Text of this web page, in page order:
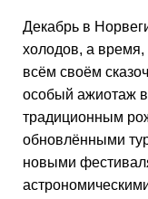
Декабрь в
холодов, а время,
всём своём
особый ажиотаж
традиционным
обновлёнными
новыми